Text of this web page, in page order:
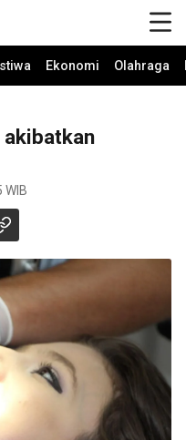
Ekonomi Olahraga
WIB